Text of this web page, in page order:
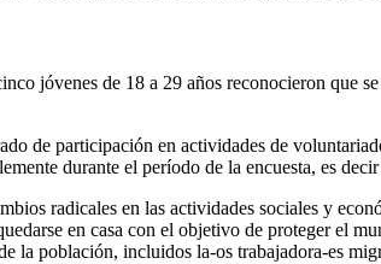
jóvenes de 18 a 29 años reconocieron que
de participación en actividades de
durante el período de la encuesta, es
radicales en las actividades sociales y
en casa con el objetivo de proteger el
la población, incluidos la-os trabajadora-es